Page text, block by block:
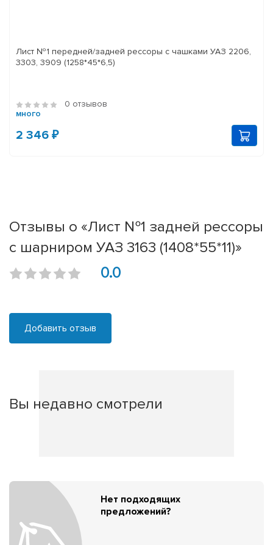
Лист №1 передней/задней рессоры с чашками УАЗ 2206,
3303, 3909 (1258*45*6,5)
0 отзывов
много
2 346 ₽
Отзывы о «Лист №1 задней рессоры
с шарниром УАЗ 3163 (1408*55*11)»
0.0
Добавить отзыв
Вы недавно смотрели
Нет подходящих
предложений?